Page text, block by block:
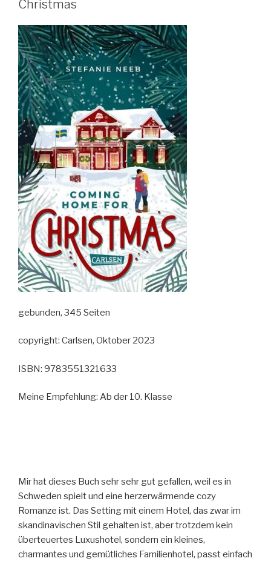
–
Auf
der
Weihnachtsfeier“
Christmas
gebunden, 345 Seiten
copyright: Carlsen, Oktober 2023
ISBN: 9783551321633
Meine Empfehlung: Ab der 10. Klasse
Mir hat dieses Buch sehr sehr gut gefallen, weil es in
Schweden spielt und eine herzerwärmende cozy
Romanze ist. Das Setting mit einem Hotel, das zwar im
skandinavischen Stil gehalten ist, aber trotzdem kein
überteuertes Luxushotel, sondern ein kleines,
charmantes und gemütliches Familienhotel, passt einfach